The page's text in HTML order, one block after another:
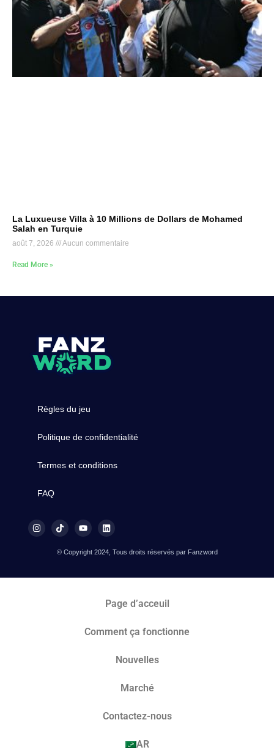
La Luxueuse Villa à 10 Millions de Dollars de Mohamed
Salah en Turquie
août 7, 2026 Aucun commentaire
Read More »
Règles du jeu
Politique de confidentialité
Termes et conditions
FAQ
© Copyright 2024, Tous droits réservés par Fanzword
Page d’acceuil
Comment ça fonctionne
Nouvelles
Marché​
Contactez-nous
AR